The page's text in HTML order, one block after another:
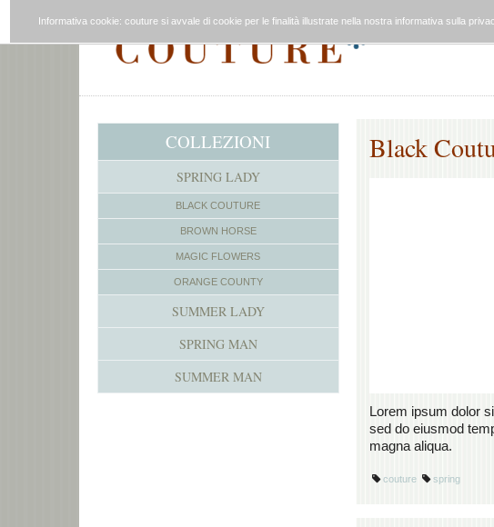
Informativa cookie: couture si avvale di cookie per le finalità illustrate nella nostra informativa sulla
COLLEZIONI
SPRING LADY
BLACK COUTURE
BROWN HORSE
MAGIC FLOWERS
ORANGE COUNTY
SUMMER LADY
SPRING MAN
SUMMER MAN
Black
Lorem ipsum dolor
sed do eiusmod
magna aliqua.
couture spring